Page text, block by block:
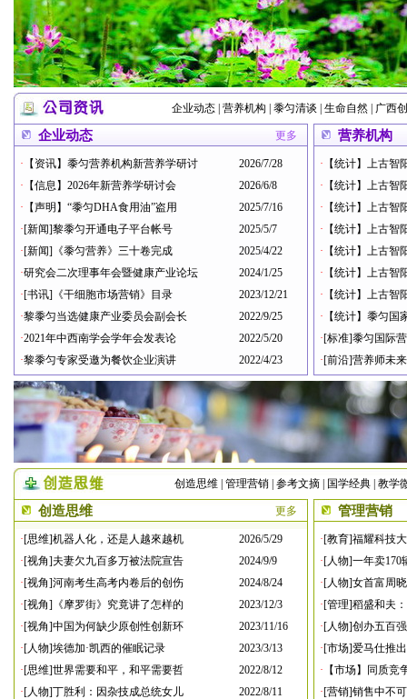
企业动态 营养机构 黍匀清谈 生命自然 广西
企业动态 更多
· 【资讯】黍匀营养机构新营养学研讨
2026/7/28
· 【信息】2026年新营养学研讨会
2026/6/8
· 【声明】“黍匀DHA食用油”盗用
2025/7/16
·[新闻]黎黍匀开通电子平台帐号
2025/5/7
·[新闻]《黍匀营养》三十卷完成
2025/4/22
·研究会二次理事年会暨健康产业论坛
2024/1/25
·[书讯]《干细胞市场营销》目录
2023/12/21
·黎黍匀当选健康产业委员会副会长
2022/9/25
·2021年中西南学会学年会发表论
2022/5/20
·黎黍匀专家受邀为餐饮企业演讲 2022/4/23
营养机构
· 【统计】上古智
· 【统计】上古智
· 【统计】上古智
· 【统计】上古智
· 【统计】上古智
· 【统计】上古智
· 【统计】上古智
· 【统计】黍匀国
·[标准]黍匀国际
·[前沿]营养师未
创造思维 管理营销 参考文摘 国学经典 教学
创造思维 更多
·[思维]机器人化，还是人越來越机
2026/5/29
·[视角]夫妻欠九百多万被法院宣告
2024/9/9
·[视角]河南考生高考内卷后的创伤
2024/8/24
·[视角]《摩罗街》究竟讲了怎样的
2023/12/3
·[视角]中国为何缺少原创性创新环
2023/11/16
·[人物]埃德加·凯西的催眠记录
2023/3/13
·[思维]世界需要和平，和平需要哲
2022/8/12
·[人物]丁胜利：因杂技成总统女儿
2022/8/11
管理营销
·[教育]福耀科技
·[人物]一年卖170
·[人物]女首富周
·[管理]稻盛和夫
·[人物]创办五百
·[市场]爱马仕推
· 【市场】同质竞
·[营销]销售中不